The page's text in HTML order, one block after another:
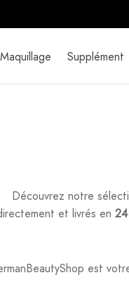
Maquillage Supplément
Découvrez notre
et livrés en
est